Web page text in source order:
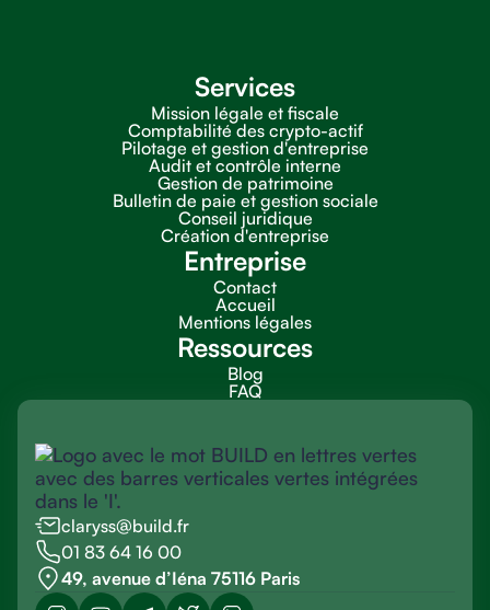
Services
Mission légale et fiscale
Comptabilité des crypto-actif
Pilotage et gestion d'entreprise
Audit et contrôle interne
Gestion de patrimoine
Bulletin de paie et gestion sociale
Conseil juridique
Création d'entreprise
Entreprise
Contact
Accueil
Mentions légales
Ressources
Blog
FAQ
claryss@build.fr
01 83 64 16 00
49, avenue d’Iéna 75116 Paris